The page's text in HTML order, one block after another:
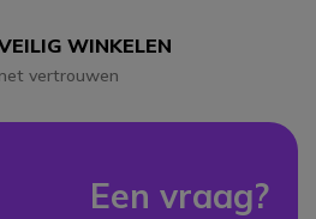
WINKELEN
vertrouwen
Een vraag?